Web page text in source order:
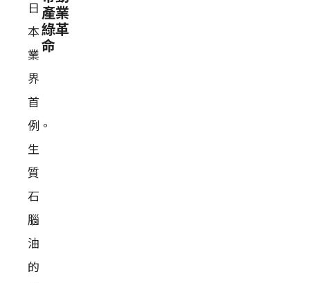
產業
綠革
命
日
本
業
界
首
例。
生
質
石
腦
油
的